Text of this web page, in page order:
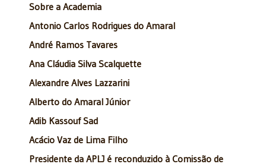
Sobre a Academia
Antonio Carlos Rodrigues do Amaral
André Ramos Tavares
Ana Cláudia Silva Scalquette
Alexandre Alves Lazzarini
Alberto do Amaral Júnior
Adib Kassouf Sad
Acácio Vaz de Lima Filho
Presidente da APLJ é reconduzido à Comissão de